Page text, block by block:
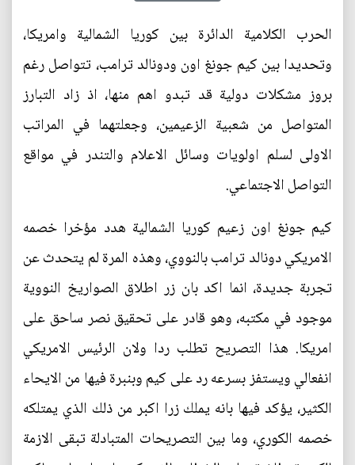
الحرب الكلامية الدائرة بين كوريا الشمالية وامريكا،
وتحديدا بين كيم جونغ اون ودونالد ترامب، تتواصل رغم
بروز مشكلات دولية قد تبدو اهم منها، اذ زاد التبارز
المتواصل من شعبية الزعيمين، وجعلتهما في المراتب
الاولى لسلم اولويات وسائل الاعلام والتندر في مواقع
التواصل الاجتماعي.
كيم جونغ اون زعيم كوريا الشمالية هدد مؤخرا خصمه
الامريكي دونالد ترامب بالنووي، وهذه المرة لم يتحدث عن
تجربة جديدة، انما اكد بان زر اطلاق الصواريخ النووية
موجود في مكتبه، وهو قادر على تحقيق نصر ساحق على
امريكا. هذا التصريح تطلب ردا ولان الرئيس الامريكي
انفعالي ويستفز بسرعه رد على كيم وبنبرة فيها من الايحاء
الكثير، يؤكد فيها بانه يملك زرا اكبر من ذلك الذي يمتلكه
خصمه الكوري، وما بين التصريحات المتبادلة تبقى الازمة